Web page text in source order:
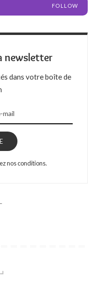
FOLLOW
newsletter
dans votre boîte de
nos conditions.